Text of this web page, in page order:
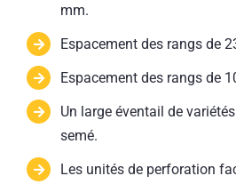
mm.
Espacement des rangs de
Espacement des rangs de
Un large éventail de
semé.
Les unités de perforation